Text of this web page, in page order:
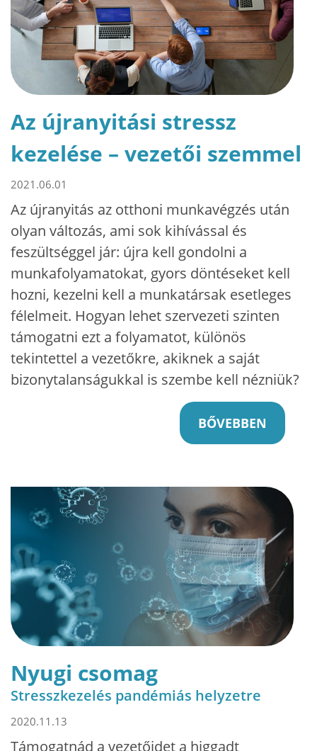
Az újranyitási stressz
kezelése – vezetői szemmel
2021.06.01
Az újranyitás az otthoni munkavégzés után
olyan változás, ami sok kihívással és
feszültséggel jár: újra kell gondolni a
munkafolyamatokat, gyors döntéseket kell
hozni, kezelni kell a munkatársak esetleges
félelmeit. Hogyan lehet szervezeti szinten
támogatni ezt a folyamatot, különös
tekintettel a vezetőkre, akiknek a saját
bizonytalanságukkal is szembe kell nézniük?
BŐVEBBEN
Nyugi csomag
Stresszkezelés pandémiás helyzetre
2020.11.13
Támogatnád a vezetőidet a higgadt